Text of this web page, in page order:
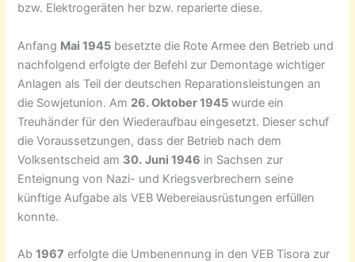
bzw. Elektrogeräten her bzw. reparierte diese.
Anfang Mai 1945 besetzte die Rote Armee den Betrieb und
nachfolgend erfolgte der Befehl zur Demontage wichtiger
Anlagen als Teil der deutschen Reparationsleistungen an
die Sowjetunion. Am 26. Oktober 1945 wurde ein
Treuhänder für den Wiederaufbau eingesetzt. Dieser schuf
die Voraussetzungen, dass der Betrieb nach dem
Volksentscheid am 30. Juni 1946 in Sachsen zur
Enteignung von Nazi- und Kriegsverbrechern seine
künftige Aufgabe als VEB Webereiausrüstungen erfüllen
konnte.
Ab1967 erfolgte die Umbenennung in den VEB Tisora zur